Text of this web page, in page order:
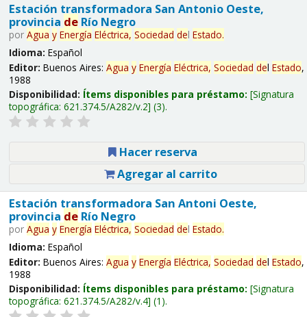
Estación transformadora San Antonio Oeste,
provincia deRío Negro
por Agua y Energía Eléctrica, Sociedad del Estado.
Idioma: Español
Editor: Buenos Aires: Agua y Energía Eléctrica, Sociedad del Estado,
1988
Disponibilidad: Ítems disponibles para préstamo: Signatura
topográfica: 621.374.5/A282/v.2 (3).
Hacer reserva
Agregar al carrito
Estación transformadora San Antoni Oeste,
provincia deRío Negro
por Agua y Energía Eléctrica, Sociedad del Estado.
Idioma: Español
Editor: Buenos Aires: Agua y Energía Eléctrica, Sociedad del Estado,
1988
Disponibilidad: Ítems disponibles para préstamo: Signatura
topográfica: 621.374.5/A282/v.4 (1).